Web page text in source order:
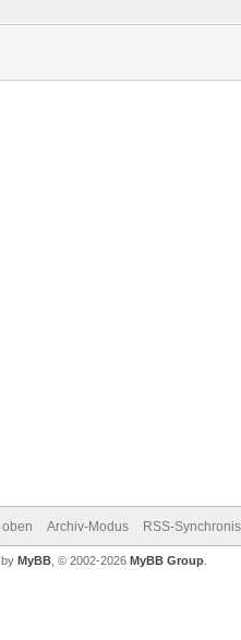
oben Archiv-Modus RSS-
by MyBB , © 2002-2026 MyBB Group